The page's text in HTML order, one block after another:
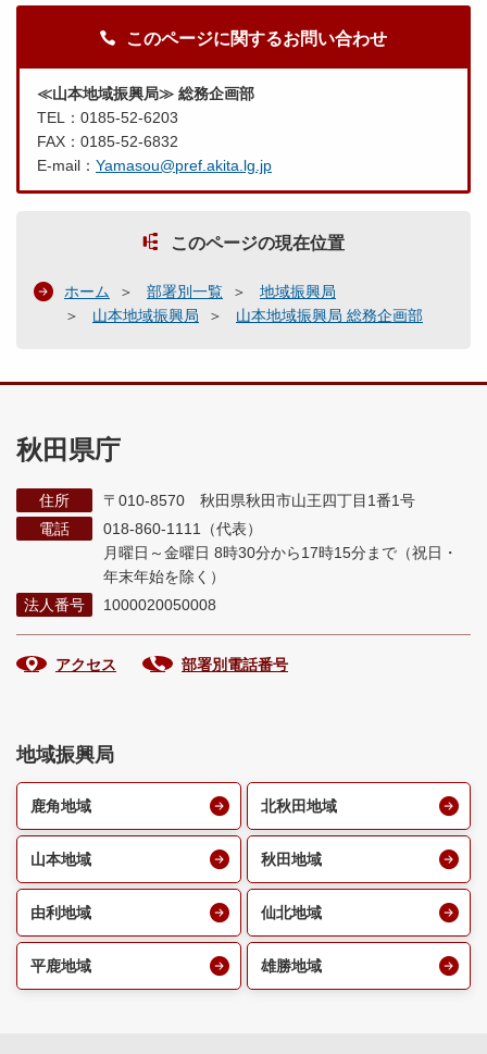
このページに関するお問い合わせ
≪山本地域振興局≫ 総務企画部
TEL：0185-52-6203
FAX：0185-52-6832
E-mail： Yamasou@pref.akita.lg.jp
このページの現在位置
ホーム 部署別一覧
地域振興局
山本地域振興局
山本地域振興局 総務企画部
秋田県庁
住所
〒010-8570 秋田県秋田市山王四丁目1番1号
電話
018-860-1111（代表）
月曜日～金曜日 8時30分から17時15分まで （祝日・
年末年始を除く）
法人番号
1000020050008
アクセス 部署別電話番号
地域振興局
鹿角地域 北秋田地域
山本地域 秋田地域
由利地域 仙北地域
平鹿地域 雄勝地域